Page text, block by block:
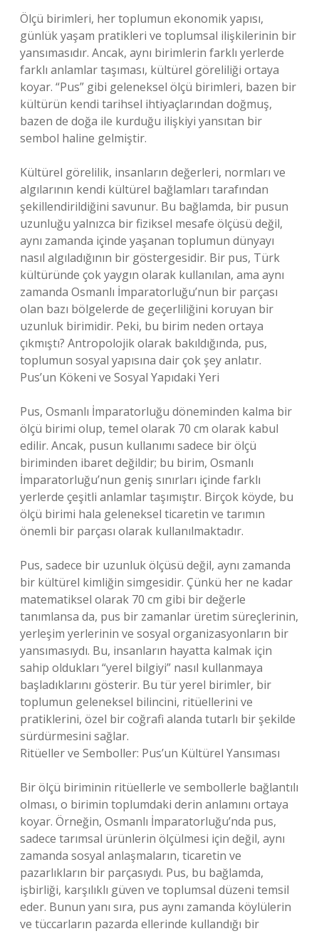
Ölçü birimleri, her toplumun ekonomik yapısı,
günlük yaşam pratikleri ve toplumsal ilişkilerinin bir
yansımasıdır. Ancak, aynı birimlerin farklı yerlerde
farklı anlamlar taşıması, kültürel göreliliği ortaya
koyar. “Pus” gibi geleneksel ölçü birimleri, bazen bir
kültürün kendi tarihsel ihtiyaçlarından doğmuş,
bazen de doğa ile kurduğu ilişkiyi yansıtan bir
sembol haline gelmiştir.
Kültürel görelilik, insanların değerleri, normları ve
algılarının kendi kültürel bağlamları tarafından
şekillendirildiğini savunur. Bu bağlamda, bir pusun
uzunluğu yalnızca bir fiziksel mesafe ölçüsü değil,
aynı zamanda içinde yaşanan toplumun dünyayı
nasıl algıladığının bir göstergesidir. Bir pus, Türk
kültüründe çok yaygın olarak kullanılan, ama aynı
zamanda Osmanlı İmparatorluğu’nun bir parçası
olan bazı bölgelerde de geçerliliğini koruyan bir
uzunluk birimidir. Peki, bu birim neden ortaya
çıkmıştı? Antropolojik olarak bakıldığında, pus,
toplumun sosyal yapısına dair çok şey anlatır.
Pus’un Kökeni ve Sosyal Yapıdaki Yeri
Pus, Osmanlı İmparatorluğu döneminden kalma bir
ölçü birimi olup, temel olarak 70 cm olarak kabul
edilir. Ancak, pusun kullanımı sadece bir ölçü
biriminden ibaret değildir; bu birim, Osmanlı
İmparatorluğu’nun geniş sınırları içinde farklı
yerlerde çeşitli anlamlar taşımıştır. Birçok köyde, bu
ölçü birimi hala geleneksel ticaretin ve tarımın
önemli bir parçası olarak kullanılmaktadır.
Pus, sadece bir uzunluk ölçüsü değil, aynı zamanda
bir kültürel kimliğin simgesidir. Çünkü her ne kadar
matematiksel olarak 70 cm gibi bir değerle
tanımlansa da, pus bir zamanlar üretim süreçlerinin,
yerleşim yerlerinin ve sosyal organizasyonların bir
yansımasıydı. Bu, insanların hayatta kalmak için
sahip oldukları “yerel bilgiyi” nasıl kullanmaya
başladıklarını gösterir. Bu tür yerel birimler, bir
toplumun geleneksel bilincini, ritüellerini ve
pratiklerini, özel bir coğrafi alanda tutarlı bir şekilde
sürdürmesini sağlar.
Ritüeller ve Semboller: Pus’un Kültürel Yansıması
Bir ölçü biriminin ritüellerle ve sembollerle bağlantılı
olması, o birimin toplumdaki derin anlamını ortaya
koyar. Örneğin, Osmanlı İmparatorluğu’nda pus,
sadece tarımsal ürünlerin ölçülmesi için değil, aynı
zamanda sosyal anlaşmaların, ticaretin ve
pazarlıkların bir parçasıydı. Pus, bu bağlamda,
işbirliği, karşılıklı güven ve toplumsal düzeni temsil
eder. Bunun yanı sıra, pus aynı zamanda köylülerin
ve tüccarların pazarda ellerinde kullandığı bir